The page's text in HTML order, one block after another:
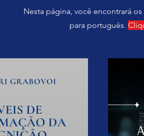
Nesta página, você encontrará
para português.